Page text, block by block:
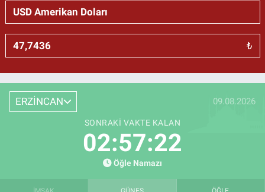
₺
ERZİNCAN 09.08.2026
SONRAKI VAKTE KALAN
02:57:21
Öğle Namazı